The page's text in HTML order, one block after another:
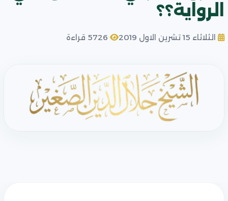
الرواية؟؟
الثلاثاء 15 تشرين الاول 2019